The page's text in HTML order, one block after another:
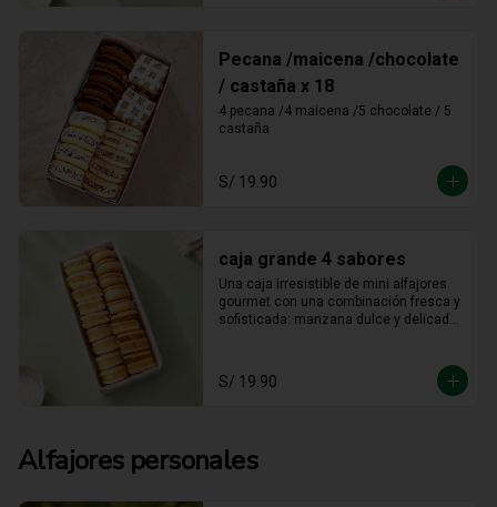
Pecana /maicena /chocolate
/ castaña x 18
4 pecana /4 maicena /5 chocolate / 5
castaña
S/ 19.90
caja grande 4 sabores
Una caja irresistible de mini alfajores
gourmet con una combinación fresca y
sofisticada: manzana dulce y delicada,
equilibrio perfecto entre acidez y
dulzura en cada bocado, ideal para
S/ 19.90
Alfajores personales